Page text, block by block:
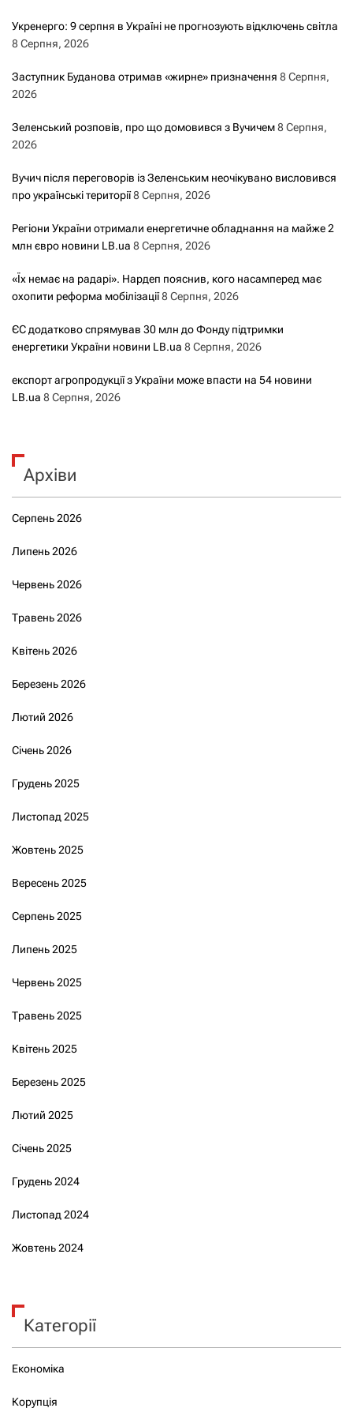
Укренерго: 9 серпня в Україні не прогнозують відключень світла
8 Серпня, 2026
Заступник Буданова отримав «жирне» призначення 8 Серпня,
2026
Зеленський розповів, про що домовився з Вучичем8 Серпня,
2026
Вучич після переговорів із Зеленським неочікувано висловився
про українські території8 Серпня, 2026
Регіони України отримали енергетичне обладнання на майже 2
млн євро новини LB.ua 8 Серпня, 2026
«Їх немає на радарі». Нардеп пояснив, кого насамперед має
охопити реформа мобілізації8 Серпня, 2026
ЄС додатково спрямував 30 млн до Фонду підтримки
енергетики України новини LB.ua 8 Серпня, 2026
експорт агропродукції з України може впасти на 54 новини
LB.ua 8 Серпня, 2026
Архіви
Серпень 2026
Липень 2026
Червень 2026
Травень 2026
Квітень 2026
Березень 2026
Лютий 2026
Січень 2026
Грудень 2025
Листопад 2025
Жовтень 2025
Вересень 2025
Серпень 2025
Липень 2025
Червень 2025
Травень 2025
Квітень 2025
Березень 2025
Лютий 2025
Січень 2025
Грудень 2024
Листопад 2024
Жовтень 2024
Категорії
Економіка
Корупція